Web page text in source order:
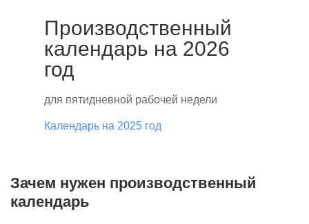
Производственный
календарь на 2026
год
для пятидневной рабочей недели
Календарь на 2025 год
Зачем нужен производственный
календарь